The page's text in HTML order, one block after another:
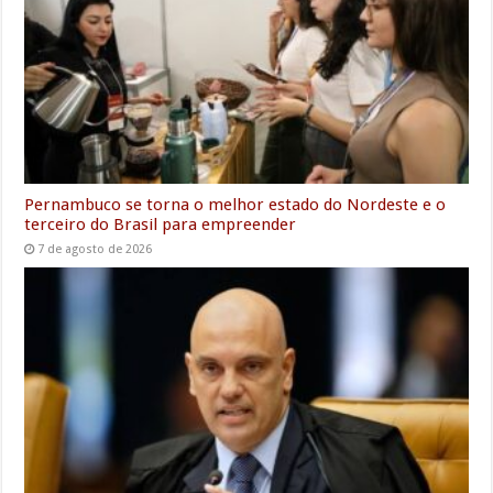
Pernambuco se torna o melhor estado do Nordeste e o
terceiro do Brasil para empreender
7 de agosto de 2026